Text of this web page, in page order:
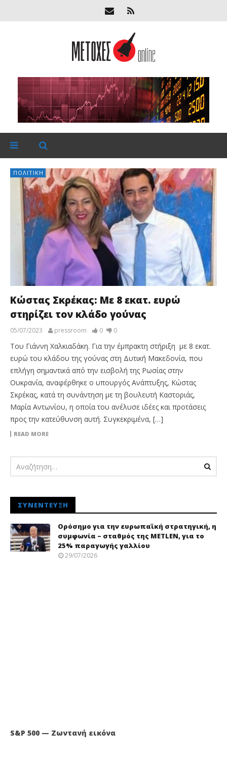
ΠΟΛΙΤΙΚΉ
Κώστας Σκρέκας: Με 8 εκατ. ευρώ
στηρίζει τον κλάδο γούνας
05/07/2023 pressroom 0 0
Του Γιάννη Χαλκιαδάκη. Για την έμπρακτη στήριξη με 8 εκατ.
ευρώ του κλάδου της γούνας στη Δυτική Μακεδονία, που
επλήγη σημαντικά από την εισβολή της Ρωσίας στην
Ουκρανία, αναφέρθηκε ο υπουργός Ανάπτυξης, Κώστας
Σκρέκας, κατά τη συνάντηση με τη βουλευτή Καστοριάς,
Μαρία Αντωνίου, η οποία του ανέλυσε ιδέες και προτάσεις
προς την κατεύθυνση αυτή. Συγκεκριμένα, […]
READ MORE
ΣΥΝΈΝΤΕΥΞΗ
Ορόσημο για την ευρωπαϊκή στρατηγική, η
συμφωνία – σταθμός της METLEN, για το
25% παραγωγής γαλλίου
29/07/2026
S&P 500 — Ζωντανή εικόνα